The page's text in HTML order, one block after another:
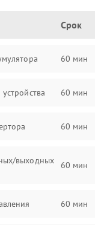
Срок
60 мин
60 мин
60 мин
выходных
60 мин
60 мин